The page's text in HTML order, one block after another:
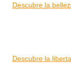
Descubre la
Descubre la